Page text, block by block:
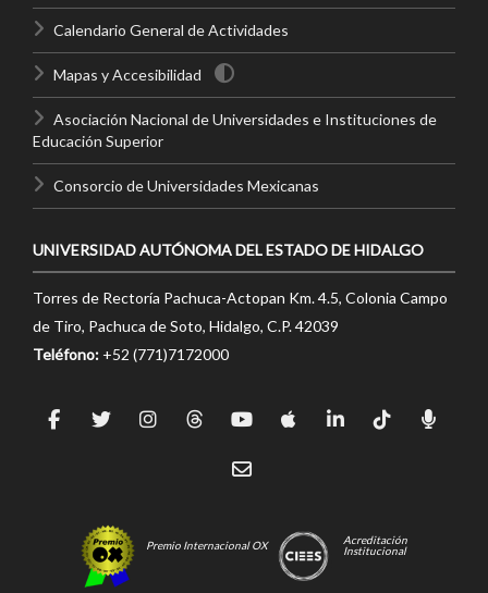
Calendario General de Actividades
Mapas y Accesibilidad
Asociación Nacional de Universidades e Instituciones de
Educación Superior
Consorcio de Universidades Mexicanas
UNIVERSIDAD AUTÓNOMA DEL ESTADO DE HIDALGO
Torres de Rectoría Pachuca-Actopan Km. 4.5, Colonia Campo
de Tiro, Pachuca de Soto, Hidalgo, C.P. 42039
Teléfono: +52 (771)7172000
Premio Internacional OX
Acreditación
Institucional